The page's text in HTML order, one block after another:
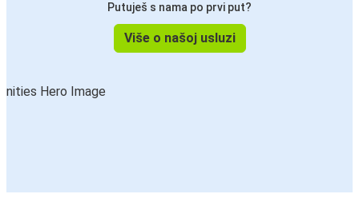
Putuješ s nama po prvi put?
Više o našoj usluzi